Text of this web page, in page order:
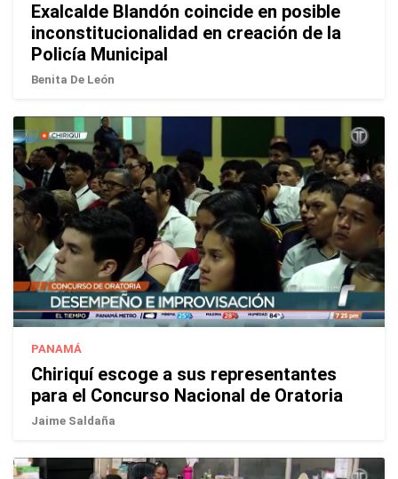
Exalcalde Blandón coincide en posible
inconstitucionalidad en creación de la
Policía Municipal
Benita De León
PANAMÁ
Chiriquí escoge a sus representantes
para el Concurso Nacional de Oratoria
Jaime Saldaña